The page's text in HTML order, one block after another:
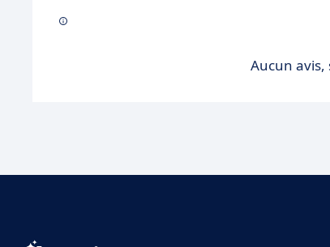
Aucun